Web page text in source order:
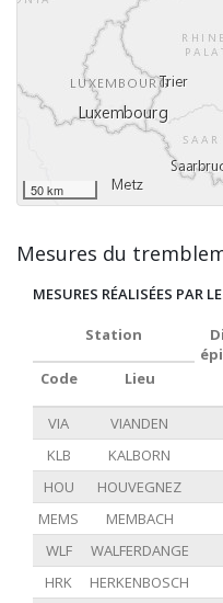
50 km
Mesures du
MESURES RÉALISÉES PAR
Station
Code Lieu
VIA VIANDEN
KLB
KALBORN
HOU
HOUVEGNEZ
MEMS
MEMBACH
WLF
WALFERDANGE
HRK
HERKENBOSCH